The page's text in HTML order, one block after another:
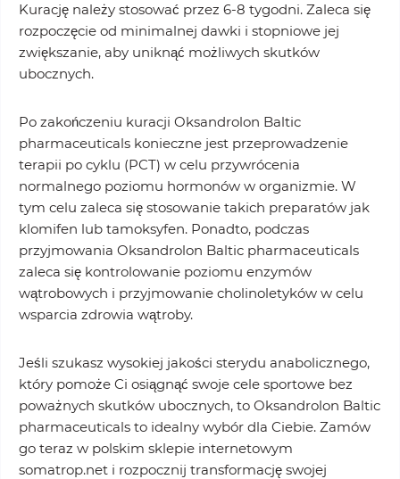
Kurację należy stosować przez 6-8 tygodni. Zaleca się
rozpoczęcie od minimalnej dawki i stopniowe jej
zwiększanie, aby uniknąć możliwych skutków
ubocznych.
Po zakończeniu kuracji Oksandrolon Baltic
pharmaceuticals konieczne jest przeprowadzenie
terapii po cyklu (PCT) w celu przywrócenia
normalnego poziomu hormonów w organizmie. W
tym celu zaleca się stosowanie takich preparatów jak
klomifen lub tamoksyfen. Ponadto, podczas
przyjmowania Oksandrolon Baltic pharmaceuticals
zaleca się kontrolowanie poziomu enzymów
wątrobowych i przyjmowanie cholinoletyków w celu
wsparcia zdrowia wątroby.
Jeśli szukasz wysokiej jakości sterydu anabolicznego,
który pomoże Ci osiągnąć swoje cele sportowe bez
poważnych skutków ubocznych, to Oksandrolon Baltic
pharmaceuticals to idealny wybór dla Ciebie. Zamów
go teraz w polskim sklepie internetowym
somatrop.net i rozpocznij transformację swojej